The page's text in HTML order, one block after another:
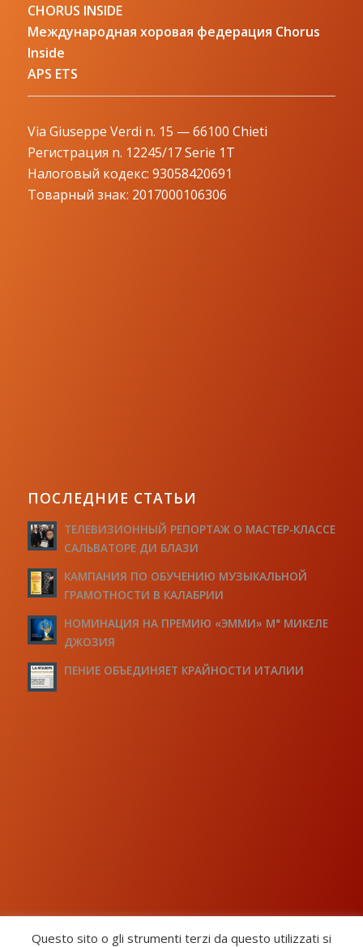
CHORUS INSIDE
Международная хоровая федерация Chorus
Inside
APS ETS
Via Giuseppe Verdi n. 15 — 66100 Chieti
Регистрация n. 12245/17 Serie 1T
Налоговый кодекс: 93058420691
Товарный знак: 2017000106306
ПОСЛЕДНИЕ СТАТЬИ
ТЕЛЕВИЗИОННЫЙ РЕПОРТАЖ О МАСТЕР-КЛАССЕ
САЛЬВАТОРЕ ДИ БЛАЗИ
КАМПАНИЯ ПО ОБУЧЕНИЮ МУЗЫКАЛЬНОЙ
ГРАМОТНОСТИ В КАЛАБРИИ
НОМИНАЦИЯ НА ПРЕМИЮ «ЭММИ» М° МИКЕЛЕ
ДЖОЗИЯ
ПЕНИЕ ОБЪЕДИНЯЕТ КРАЙНОСТИ ИТАЛИИ
Questo sito o gli strumenti terzi da questo utilizzati si